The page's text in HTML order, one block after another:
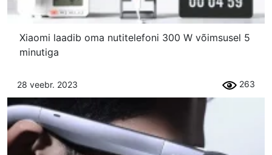
Xiaomi laadib oma nutitelefoni 300 W võimsusel 5
minutiga
28 veebr. 2023 263